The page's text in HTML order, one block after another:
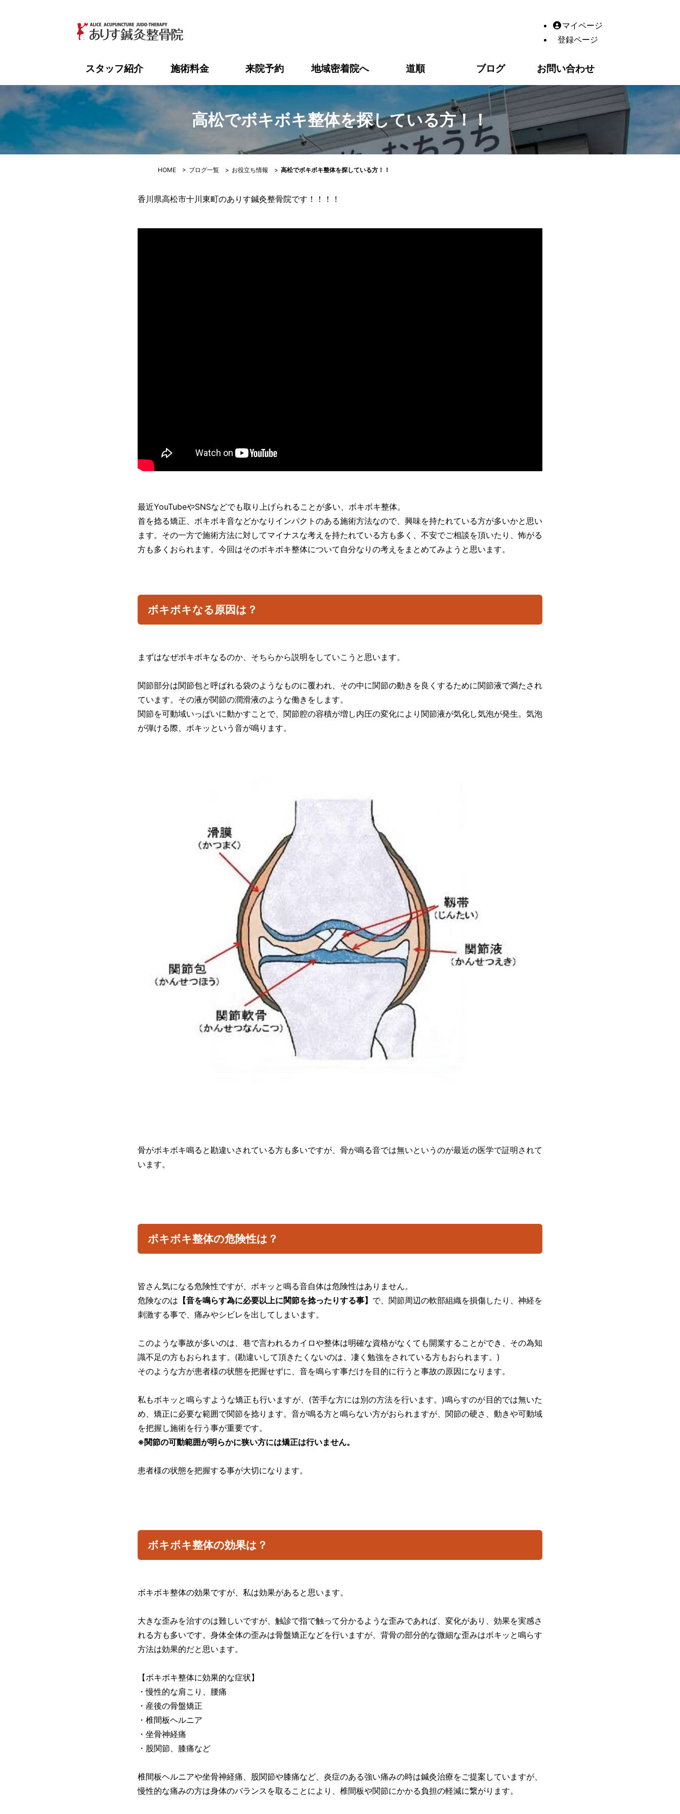
マイページ
登録ページ
高松でボキボキ整体を探している方！！｜【高松市】ありす鍼灸整骨院｜整体・鍼灸・産後の骨盤矯正・交通事故・脂肪冷却（ダイエ
スタッフ紹介 施術料金 来院予約 地域密着院へ 道順 ブログ お問い合わせ
高松でボキボキ整体を探している方！！
HOME > ブログ一覧 > お役立ち情報 > 高松でボキボキ整体を探している方！！
香川県高松市十川東町のありす鍼灸整骨院です！！！！
最近YouTubeやSNSなどでも取り上げられることが多い、ボキボキ整体。
首を捻る矯正、ボキボキ音などかなりインパクトのある施術方法なので、興味を持たれている方が多いかと思い
ます。その一方で施術方法に対してマイナスな考えを持たれている方も多く、不安でご相談を頂いたり、怖がる
方も多くおられます。今回はそのボキボキ整体について自分なりの考えをまとめてみようと思います。
ボキボキなる原因は？
まずはなぜボキボキなるのか、そちらから説明をしていこうと思います。
関節部分は関節包と呼ばれる袋のようなものに覆われ、その中に関節の動きを良くするために関節液で満たされ
ています。その液が関節の潤滑液のような働きをします。
関節を可動域いっぱいに動かすことで、関節腔の容積が増し内圧の変化により関節液が気化し気泡が発生。気泡
が弾ける際、ボキッという音が鳴ります。
骨がボキボキ鳴ると勘違いされている方も多いですが、骨が鳴る音では無いというのが最近の医学で証明されて
います。
ボキボキ整体の危険性は？
皆さん気になる危険性ですが、ボキッと鳴る音自体は危険性はありません。
危険なのは 【音を鳴らす為に必要以上に関節を捻ったりする事】 で、関節周辺の軟部組織を損傷したり、神経を
刺激する事で、痛みやシビレを出してしまいます。
このような事故が多いのは、巷で言われるカイロや整体は明確な資格がなくても開業することができ、その為知
識不足の方もおられます。(勘違いして頂きたくないのは、凄く勉強をされている方もおられます。)
そのような方が患者様の状態を把握せずに、音を鳴らす事だけを目的に行うと事故の原因になります。
私もボキッと鳴らすような矯正も行いますが、(苦手な方には別の方法を行います。)鳴らすのが目的では無いた
め、矯正に必要な範囲で関節を捻ります。音が鳴る方と鳴らない方がおられますが、関節の硬さ、動きや可動域
を把握し施術を行う事が重要です。
※関節の可動範囲が明らかに狭い方には矯正は行いません。
患者様の状態を把握する事が大切になります。
ボキボキ整体の効果は？
ボキボキ整体の効果ですが、私は効果があると思います。
大きな歪みを治すのは難しいですが、触診で指で触って分かるような歪みであれば、変化があり、効果を実感さ
れる方も多いです。身体全体の歪みは骨盤矯正などを行いますが、背骨の部分的な微細な歪みはボキッと鳴らす
方法は効果的だと思います。
【ボキボキ整体に効果的な症状】
・慢性的な肩こり、腰痛
・産後の骨盤矯正
・椎間板ヘルニア
・坐骨神経痛
・股関節、膝痛など
椎間板ヘルニアや坐骨神経痛、股関節や膝痛など、炎症のある強い痛みの時は鍼灸治療をご提案していますが、
慢性的な痛みの方は身体のバランスを取ることにより、椎間板や関節にかかる負担の軽減に繋がります。